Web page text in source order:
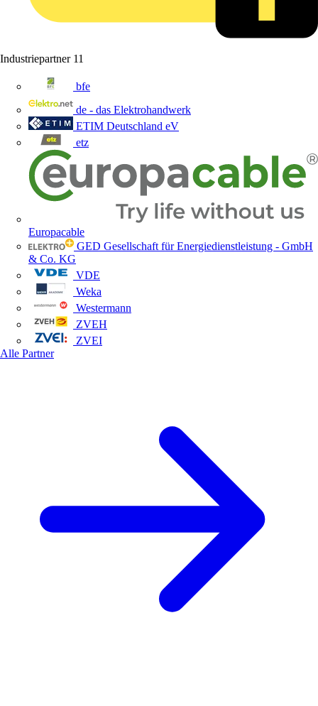
Industriepartner 11
bfe
de - das Elektrohandwerk
ETIM Deutschland eV
etz
Europacable
GED Gesellschaft für Energiedienstleistung - GmbH
& Co. KG
VDE
Weka
Westermann
ZVEH
ZVEI
Alle Partner